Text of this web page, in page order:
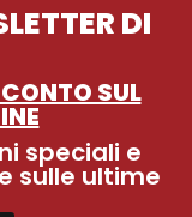
DI
SUL
speciali e
sulle ultime